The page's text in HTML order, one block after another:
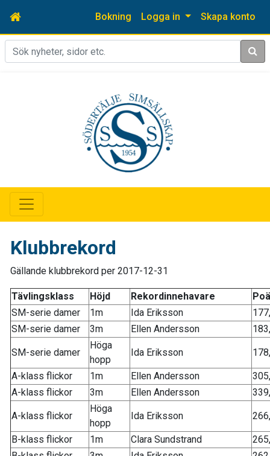
Bokning Logga in Skapa konto
Sök
Klubbrekord
Gällande klubbrekord per 2017-12-31
Tävlingsklass Höjd Rekordinnehavare
SM-serie damer
1m Ida Eriksson
SM-serie damer
3m Ellen Andersson
SM-serie damer
Höga
hopp
Ida Eriksson
A-klass flickor 1m Ellen Andersson
A-klass flickor
3m Ellen Andersson
A-klass flickor
Höga
hopp
Ida Eriksson
B-klass flickor 1m Clara Sundstrand